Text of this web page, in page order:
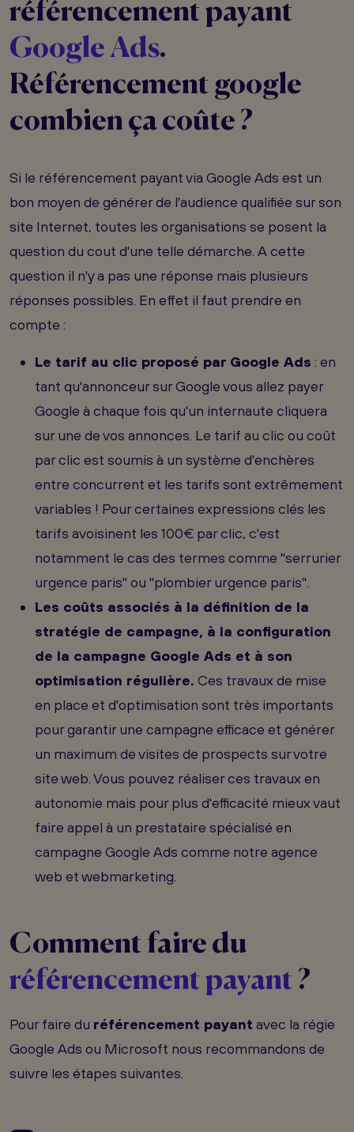
référencement payant
Google Ads.
Référencement google
combien ça coûte ?
Si le référencement payant via Google Ads est un
bon moyen de générer de l'audience qualifiée sur son
site Internet, toutes les organisations se posent la
question du cout d'une telle démarche. A cette
question il n'y a pas une réponse mais plusieurs
réponses possibles. En effet il faut prendre en
compte :
Le tarif au clic proposé par Google Ads : en
tant qu'annonceur sur Google vous allez payer
Google à chaque fois qu'un internaute cliquera
sur une de vos annonces. Le tarif au clic ou coût
par clic est soumis à un système d'enchères
entre concurrent et les tarifs sont extrêmement
variables ! Pour certaines expressions clés les
tarifs avoisinent les 100€ par clic, c'est
notamment le cas des termes comme "serrurier
urgence paris" ou "plombier urgence paris".
Les coûts associés à la définition de la
stratégie de campagne, à la configuration
de la campagne Google Ads et à son
optimisation régulière. Ces travaux de mise
en place et d'optimisation sont très importants
pour garantir une campagne efficace et générer
un maximum de visites de prospects sur votre
site web. Vous pouvez réaliser ces travaux en
autonomie mais pour plus d'efficacité mieux vaut
faire appel à un prestataire spécialisé en
campagne Google Ads comme notre agence
web et webmarketing.
Comment faire du
référencement payant ?
Pour faire du référencement payant avec la régie
Google Ads ou Microsoft nous recommandons de
suivre les étapes suivantes.